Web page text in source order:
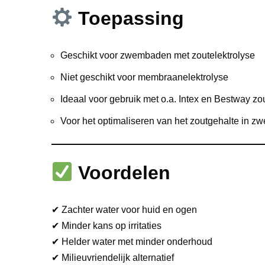
Toepassing
Geschikt voor zwembaden met zoutelektrolyse
Niet geschikt voor membraanelektrolyse
Ideaal voor gebruik met o.a. Intex en Bestway
Voor het optimaliseren van het zoutgehalte in
Voordelen
✔ Zachter water voor huid en ogen
✔ Minder kans op irritaties
✔ Helder water met minder onderhoud
✔ Milieuvriendelijk alternatief